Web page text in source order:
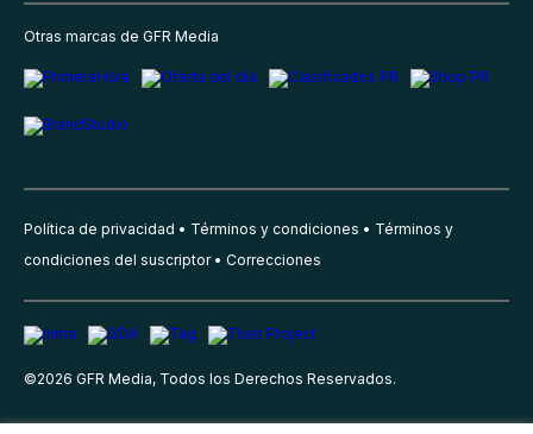
Otras marcas de GFR Media
Política de privacidad Términos y condiciones
Términos y
condiciones del suscriptor
Correcciones
©2026 GFR Media, Todos los Derechos Reservados.